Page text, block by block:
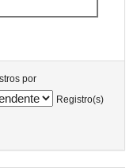
por
Registro(s)